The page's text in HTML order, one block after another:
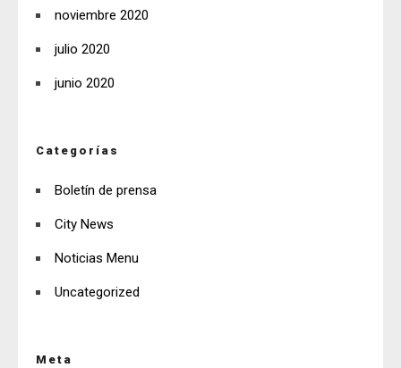
noviembre 2020
julio 2020
junio 2020
Categorías
Boletín de prensa
City News
Noticias Menu
Uncategorized
Meta